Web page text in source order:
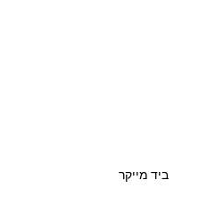
ביד מייקר